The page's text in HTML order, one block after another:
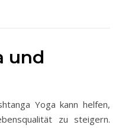
und
Yoga kann helfen,
zu steigern.